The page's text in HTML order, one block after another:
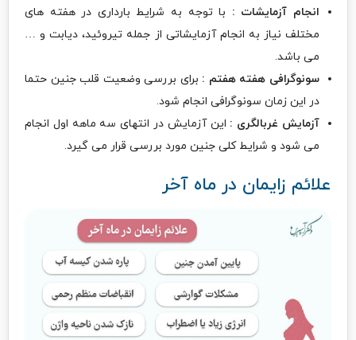
انجام آزمایشات : با توجه به شرایط بارداری در هفته های
مختلف نیاز به انجام آزمایشاتی از جمله تیروئید، دیابت و …
می باشد.
سونوگرافی هفته هفتم : برای بررسی وضعیت قلب جنین حتما
در این زمان سونوگرافی انجام شود.
آزمایش غربالگری : این آزمایش در انتهای سه ماهه اول انجام
می شود و شرایط کلی جنین مورد بررسی قرار می گیرد.
علائم زایمان در ماه آخر